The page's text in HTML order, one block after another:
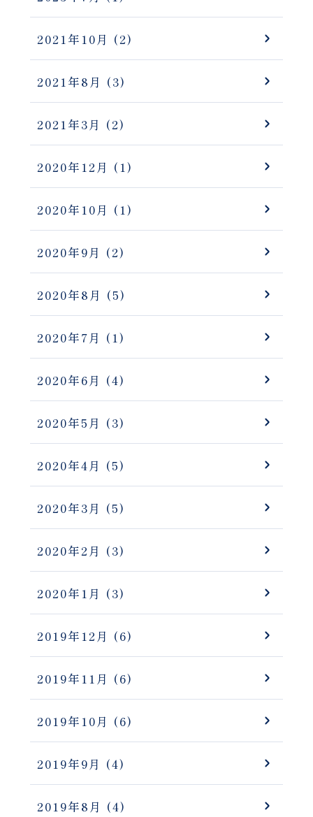
2021年10月 (2)
2021年8月 (3)
2021年3月 (2)
2020年12月 (1)
2020年10月 (1)
2020年9月 (2)
2020年8月 (5)
2020年7月 (1)
2020年6月 (4)
2020年5月 (3)
2020年4月 (5)
2020年3月 (5)
2020年2月 (3)
2020年1月 (3)
2019年12月 (6)
2019年11月 (6)
2019年10月 (6)
2019年9月 (4)
2019年8月 (4)